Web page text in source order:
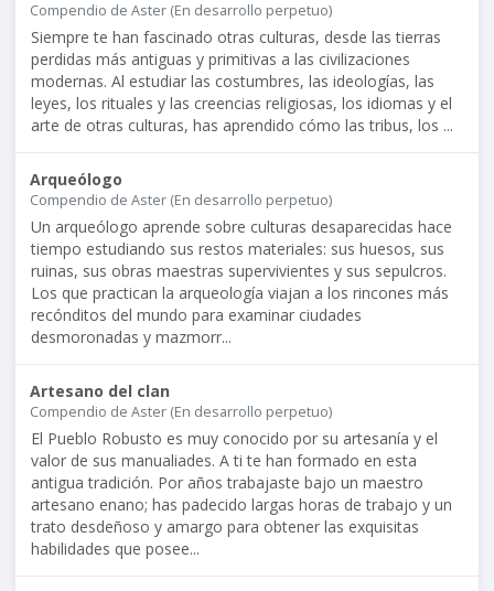
Compendio de Aster (En desarrollo perpetuo)
Siempre te han fascinado otras culturas, desde las tierras
perdidas más antiguas y primitivas a las civilizaciones
modernas. Al estudiar las costumbres, las ideologías, las
leyes, los rituales y las creencias religiosas, los idiomas y el
arte de otras culturas, has aprendido cómo las tribus, los ...
Arqueólogo
Compendio de Aster (En desarrollo perpetuo)
Un arqueólogo aprende sobre culturas desaparecidas hace
tiempo estudiando sus restos materiales: sus huesos, sus
ruinas, sus obras maestras supervivientes y sus sepulcros.
Los que practican la arqueología viajan a los rincones más
recónditos del mundo para examinar ciudades
desmoronadas y mazmorr...
Artesano del clan
Compendio de Aster (En desarrollo perpetuo)
El Pueblo Robusto es muy conocido por su artesanía y el
valor de sus manualiades. A ti te han formado en esta
antigua tradición. Por años trabajaste bajo un maestro
artesano enano; has padecido largas horas de trabajo y un
trato desdeñoso y amargo para obtener las exquisitas
habilidades que posee...